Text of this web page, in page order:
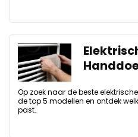
Op zoek naar de beste
de top 5 modellen en ontdek
past.